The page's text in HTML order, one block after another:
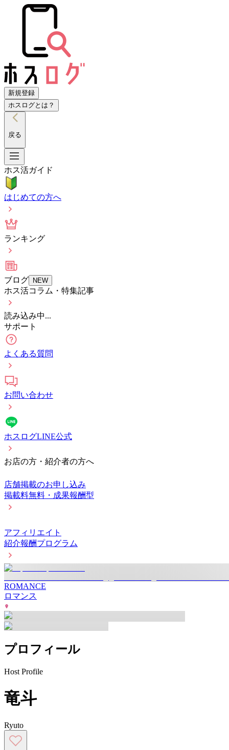
新規登録
ホスログとは？
戻る
ホス活ガイド
はじめての方へ
ランキング
ブログ NEW
ホス活コラム・特集記事
読み込み中...
サポート
よくある質問
お問い合わせ
ホスログLINE公式
お店の方・紹介者の方へ
店舗掲載のお申し込み
掲載料無料・成果報酬型
アフィリエイト
紹介報酬プログラム
ROMANCE
ロマンス
プロフィール
Host Profile
竜斗
Ryuto